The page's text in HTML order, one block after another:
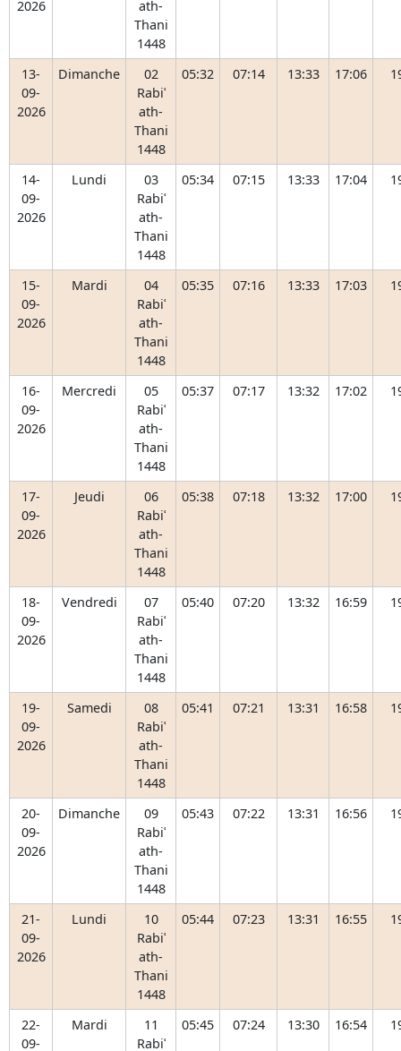
2026
ath-
Thani
1448
13-
09-
2026
Dimanche
02
Rabiʿ
ath-
Thani
1448
05:32 07:14 13:33 17:06
14-
09-
2026
Lundi
03
Rabiʿ
ath-
Thani
1448
05:34 07:15 13:33 17:04
15-
09-
2026
Mardi
04
Rabiʿ
ath-
Thani
1448
05:35 07:16 13:33 17:03
16-
09-
2026
Mercredi
05
Rabiʿ
ath-
Thani
1448
05:37 07:17 13:32 17:02
17-
09-
2026
Jeudi
06
Rabiʿ
ath-
Thani
1448
05:38 07:18 13:32 17:00
18-
09-
2026
Vendredi
07
Rabiʿ
ath-
Thani
1448
05:40 07:20 13:32 16:59
19-
09-
2026
Samedi
08
Rabiʿ
ath-
Thani
1448
05:41 07:21 13:31 16:58
20-
09-
2026
Dimanche
09
Rabiʿ
ath-
Thani
1448
05:43 07:22 13:31 16:56
21-
09-
2026
Lundi
10
Rabiʿ
ath-
Thani
1448
05:44 07:23 13:31 16:55
22-
09-
Mardi
11
Rabiʿ
05:45 07:24 13:30 16:54